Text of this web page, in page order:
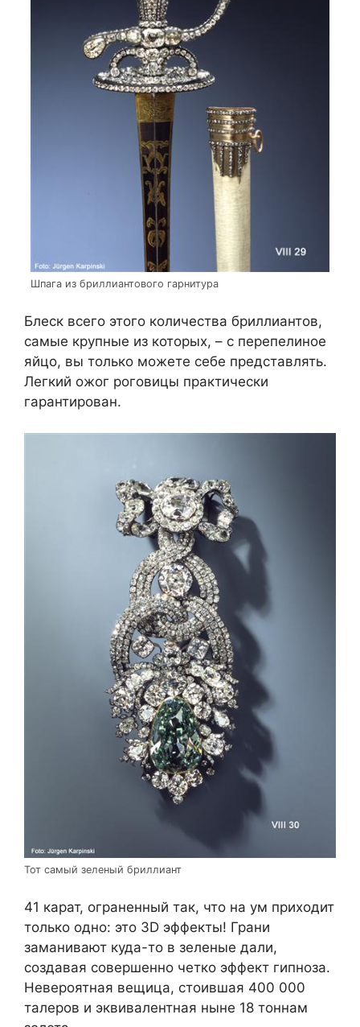
Шпага из бриллиантового гарнитура
Блеск всего этого количества бриллиантов,
самые крупные из которых, – с перепелиное
яйцо, вы только можете себе представлять.
Легкий ожог роговицы практически
гарантирован.
Тот самый зеленый бриллиант
41 карат, ограненный так, что на ум приходит
только одно: это 3D эффекты! Грани
заманивают куда-то в зеленые дали,
создавая совершенно четко эффект гипноза.
Невероятная вещица, стоившая 400 000
талеров и эквивалентная ныне 18 тоннам